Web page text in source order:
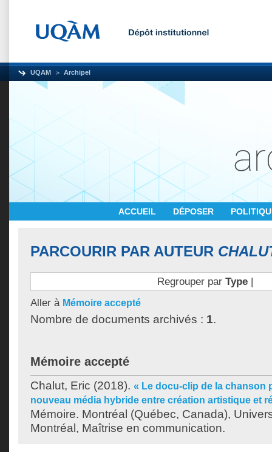
UQAM Archipel
ACCUEIL DÉPOSER
PARCOURIR PAR AUTEUR
Regrouper par Type|
Aller à Mémoire accepté
Nombre de documents archivés : 1.
Mémoire accepté
Chalut, Eric (2018). « Le docu-clip de la chanson
nouveau média hybride entre création artistique et
Mémoire. Montréal (Québec, Canada),
Montréal, Maîtrise en communication.